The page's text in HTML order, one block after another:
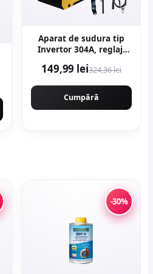
Aparat de sudura tip
Invertor 304A, reglaj,
1.6-4mm, Next
MASH PROFESSIONAL
CMP1694
149,99 lei324,36 lei
Cumpără
-30%